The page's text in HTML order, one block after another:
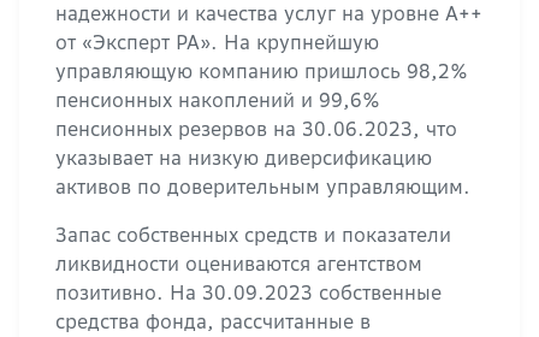
надежности и качества услуг на уровне А++
от «Эксперт РА». На крупнейшую
управляющую компанию пришлось 98,2%
пенсионных накоплений и 99,6%
пенсионных резервов на 30.06.2023, что
указывает на низкую диверсификацию
активов по доверительным управляющим.
Запас собственных средств и показатели
ликвидности оцениваются агентством
позитивно. На 30.09.2023 собственные
средства фонда, рассчитанные в